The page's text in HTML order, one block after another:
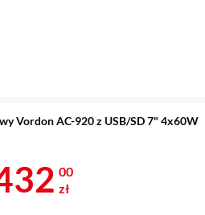
Vordon AC-920 z USB/SD 7" 4x60W
432 zł
00
zł